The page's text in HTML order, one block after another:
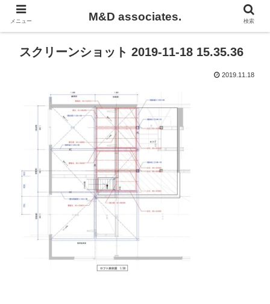
スクリーンショット 2019-11-18 15.35.36
2019.11.18
メニュー M&D associates. 検索